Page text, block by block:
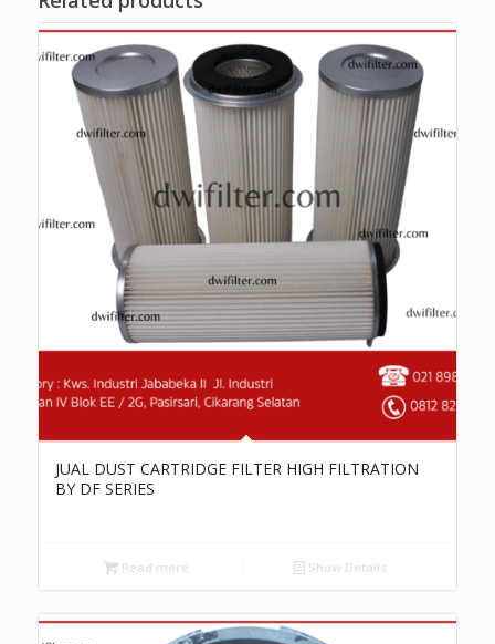
JUAL DUST CARTRIDGE FILTER HIGH FILTRATION
BY DF SERIES
Read more Show Details